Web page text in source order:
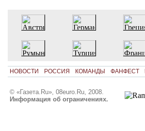
НОВОСТИ РОССИЯ КОМАНДЫ ФАНФЕСТ
© «Газета.Ru», 08euro.Ru, 2008.
Информация об ограничениях.